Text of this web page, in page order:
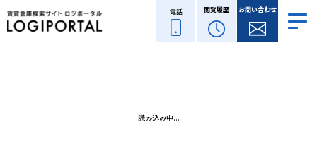
電話 閲覧履歴 お問い合わせ
読み込み中...